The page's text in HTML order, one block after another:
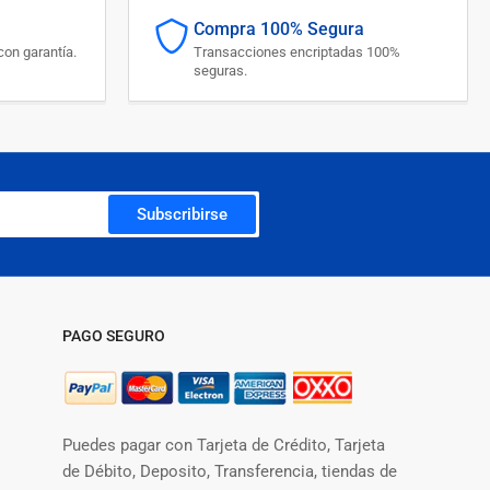
garantía.
Compra 100% Segura
Transacciones encriptadas 100%
seguras.
Subscribirse
PAGO SEGURO
Puedes pagar con Tarjeta de Crédito, Tarjeta
de Débito, Deposito, Transferencia, tiendas de